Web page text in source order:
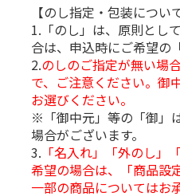
【のし指定・包装につい
1.「のし」は、原則とし
合は、申込時にご希望の
2.のしのご指定が無い場
で、ご注意ください。御
お選びください。
※「御中元」等の「御」
場合がございます。
3. 「名入れ」「外のし
希望の場合は、「商品設
一部の商品についてはお